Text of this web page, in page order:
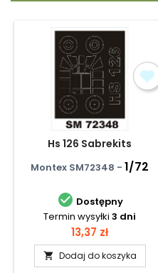
Hs 126 Sabrekits
Montex SM72348 - 1/72
 Dostępny
Termin wysyłki 3 dni
Cena
13,37 zł
 Dodaj do koszyka